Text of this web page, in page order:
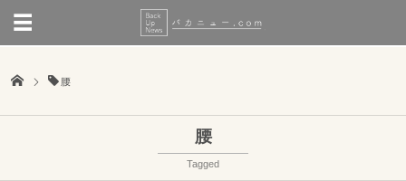
腰
腰
Tagged